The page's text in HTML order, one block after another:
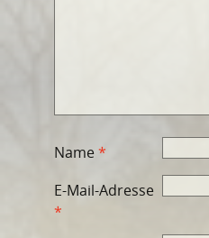
Name*
E-Mail-Adresse
*